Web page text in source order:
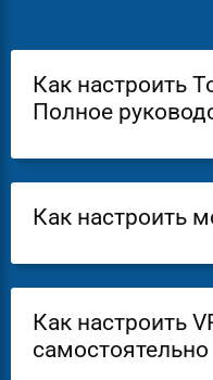
Как настроить
Полное
Как настроить
Как настроить
самостоятельно